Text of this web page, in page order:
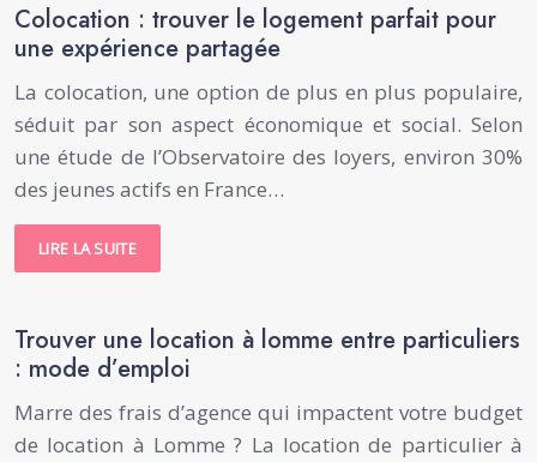
Colocation : trouver le logement parfait pour
une expérience partagée
La colocation, une option de plus en plus populaire,
séduit par son aspect économique et social. Selon
une étude de l’Observatoire des loyers, environ 30%
des jeunes actifs en France…
LIRE LA SUITE
Trouver une location à lomme entre particuliers
: mode d’emploi
Marre des frais d’agence qui impactent votre budget
de location à Lomme ? La location de particulier à